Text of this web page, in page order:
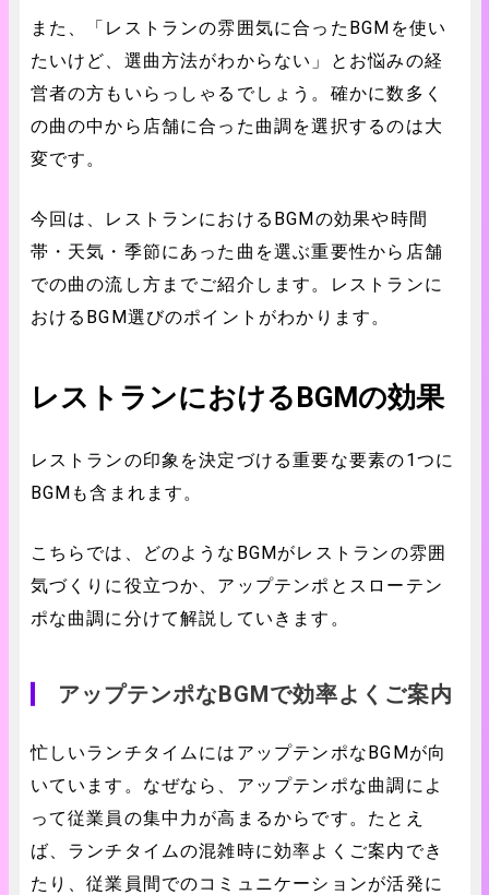
また、「レストランの雰囲気に合ったBGMを使い
たいけど、選曲方法がわからない」とお悩みの経
営者の方もいらっしゃるでしょう。確かに数多く
の曲の中から店舗に合った曲調を選択するのは大
変です。
今回は、レストランにおけるBGMの効果や時間
帯・天気・季節にあった曲を選ぶ重要性から店舗
での曲の流し方までご紹介します。レストランに
おけるBGM選びのポイントがわかります。
レストランにおけるBGMの効果
レストランの印象を決定づける重要な要素の1つに
BGMも含まれます。
こちらでは、どのようなBGMがレストランの雰囲
気づくりに役立つか、アップテンポとスローテン
ポな曲調に分けて解説していきます。
アップテンポなBGMで効率よくご案内
忙しいランチタイムにはアップテンポなBGMが向
いています。なぜなら、アップテンポな曲調によ
って従業員の集中力が高まるからです。たとえ
ば、ランチタイムの混雑時に効率よくご案内でき
たり、従業員間でのコミュニケーションが活発に